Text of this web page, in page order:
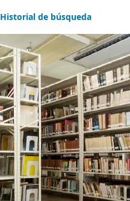
Historial de búsqueda